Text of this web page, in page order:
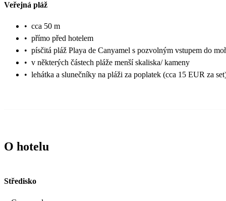
Veřejná pláž
• cca 50 m
• přímo před hotelem
• písčitá pláž Playa de Canyamel s pozvolným vstupem do
• v některých částech pláže menší skaliska/ kameny
• lehátka a slunečníky na pláži za poplatek (cca 15 EUR za
O hotelu
Středisko